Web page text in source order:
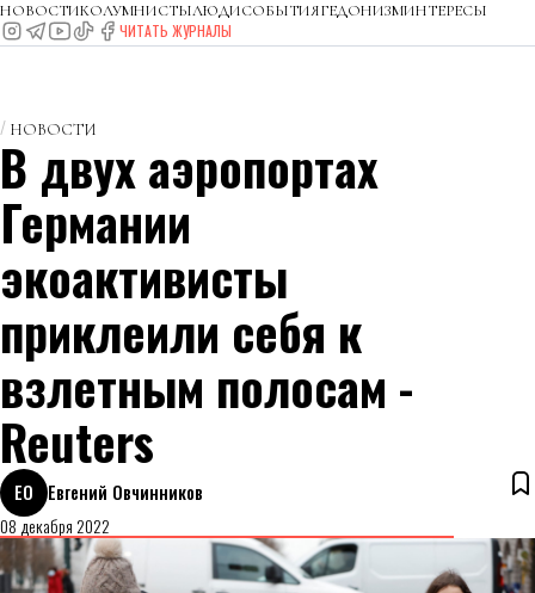
НОВОСТИКОЛУМНИСТЫЛЮДИСОБЫТИЯГЕДОНИЗМИНТЕРЕСЫ
ЧИТАТЬ ЖУРНАЛЫ
НОВОСТИ
В двух аэропортах
Германии
экоактивисты
приклеили себя к
взлетным полосам -
Reuters
ЕО
Евгений Овчинников
08 декабря 2022